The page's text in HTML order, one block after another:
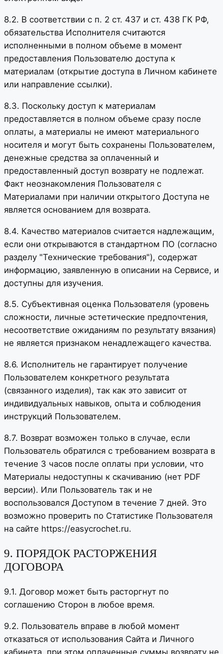
8.2. В соответствии с п. 2 ст. 437 и ст. 438 ГК РФ,
обязательства Исполнителя считаются
исполненными в полном объеме в момент
предоставления Пользователю доступа к
материалам (открытие доступа в Личном кабинете
или направление ссылки).
8.3. Поскольку доступ к материалам
предоставляется в полном объеме сразу после
оплаты, а материалы не имеют материального
носителя и могут быть сохранены Пользователем,
денежные средства за оплаченный и
предоставленный доступ возврату не подлежат.
Факт неознакомления Пользователя с
Материалами при наличии открытого Доступа не
является основанием для возврата.
8.4. Качество материалов считается надлежащим,
если они открываются в стандартном ПО (согласно
разделу "Технические требования"), содержат
информацию, заявленную в описании на Сервисе, и
доступны для изучения.
8.5. Субъективная оценка Пользователя (уровень
сложности, личные эстетические предпочтения,
несоответствие ожиданиям по результату вязания)
не является признаком ненадлежащего качества.
8.6. Исполнитель не гарантирует получение
Пользователем конкретного результата
(связанного изделия), так как это зависит от
индивидуальных навыков, опыта и соблюдения
инструкций Пользователем.
8.7. Возврат возможен только в случае, если
Пользователь обратился с требованием возврата в
течение 3 часов после оплаты при условии, что
Материалы недоступны к скачиванию (нет PDF
версии). Или Пользователь так и не
воспользовался Доступом в течение 7 дней. Это
возможно проверить по Статистике Пользователя
на сайте https://easycrochet.ru.
9. ПОРЯДОК РАСТОРЖЕНИЯ
ДОГОВОРА
9.1. Договор может быть расторгнут по
соглашению Сторон в любое время.
9.2. Пользователь вправе в любой момент
отказаться от использования Сайта и Личного